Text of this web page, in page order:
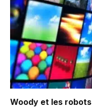
Woody et les robots